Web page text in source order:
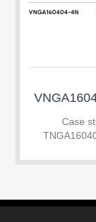
Case
HRC). Learn